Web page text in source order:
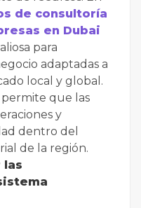
de consultoría
en Dubai
para
adaptadas a
local y global.
permite que las
y
dentro del
de la región.
las